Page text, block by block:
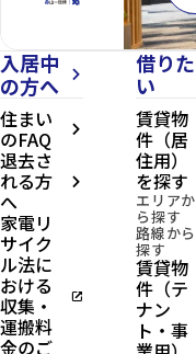
入居中
の方へ
arrow_forward_ios
住まい
のFAQ arrow_forward_ios
退去さ
れる方
へ
arrow_forward_ios
家電リ
サイク
ル法に
おける
収集・
運搬料
金のご
open_in_new
借りた
い
賃貸物
件（居
住用）
を探す
エリアか
ら探す
路線から
探す
賃貸物
件（テ
ナン
ト・事